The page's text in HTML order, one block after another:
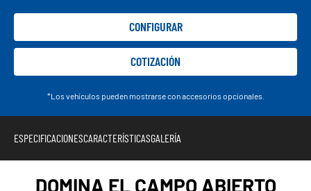
CONFIGURAR
COTIZACIÓN
*Los vehículos pueden mostrarse con accesorios opcionales.
ESPECIFICACIONESCARACTERÍSTICASGALERÍA
DOMINA EL CAMPO ABIERTO